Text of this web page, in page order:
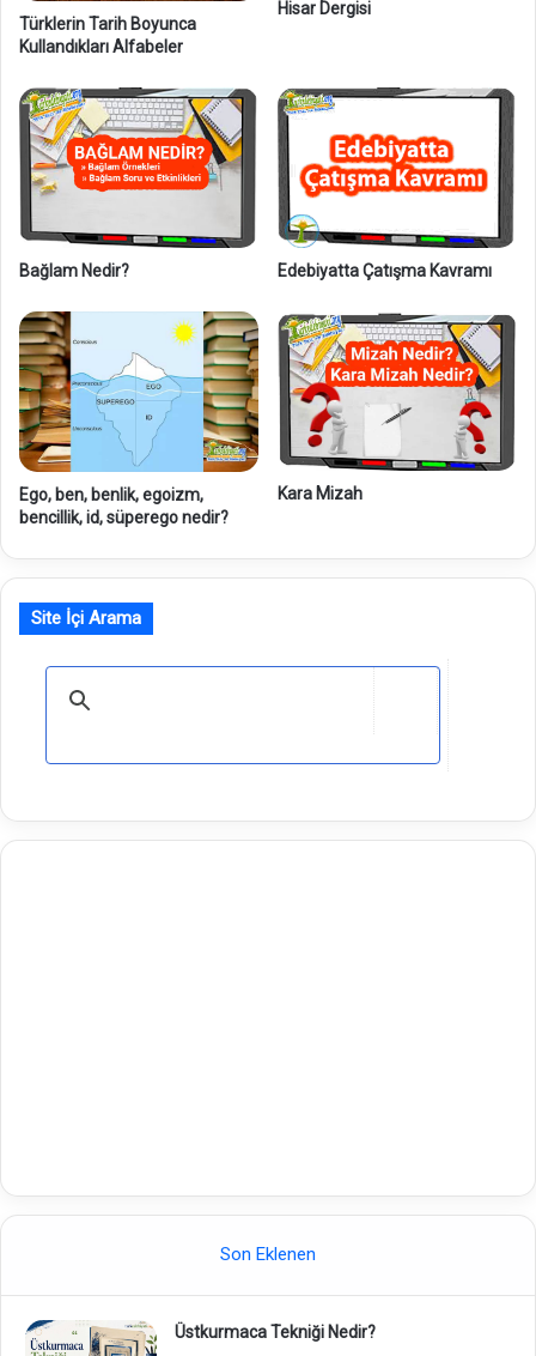
e
l
i
k
Ö
n
e
k
l
e
r
Türklerin Tarih Boyunca
Kullandıkları Alfabeler
Hisar Dergisi
Bağlam Nedir? Edebiyatta Çatışma Kavramı
Ego, ben, benlik, egoizm,
bencillik, id, süperego nedir?
Kara Mizah
Site İçi Arama
Son Eklenen
Üstkurmaca Tekniği Nedir?